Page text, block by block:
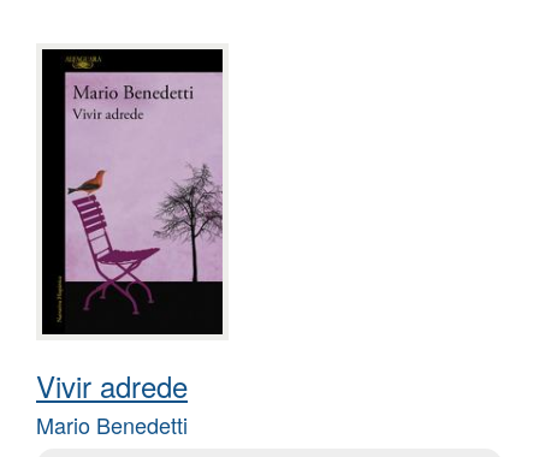
Vivir adrede
Mario Benedetti